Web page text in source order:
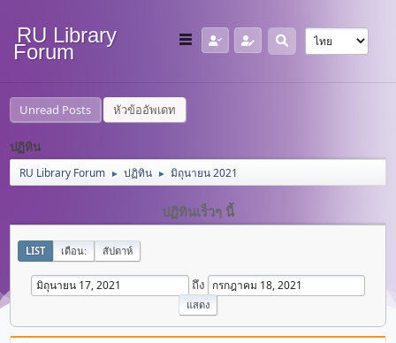
RU Library
Forum
Unread Posts หัวข้ออัพเดท
ปฏิทิน
RU Library Forum ► ปฏิทิน ► มิถุนายน 2021
ปฏิทินเร็วๆ นี้
LIST เดือน: สัปดาห์
ถึง